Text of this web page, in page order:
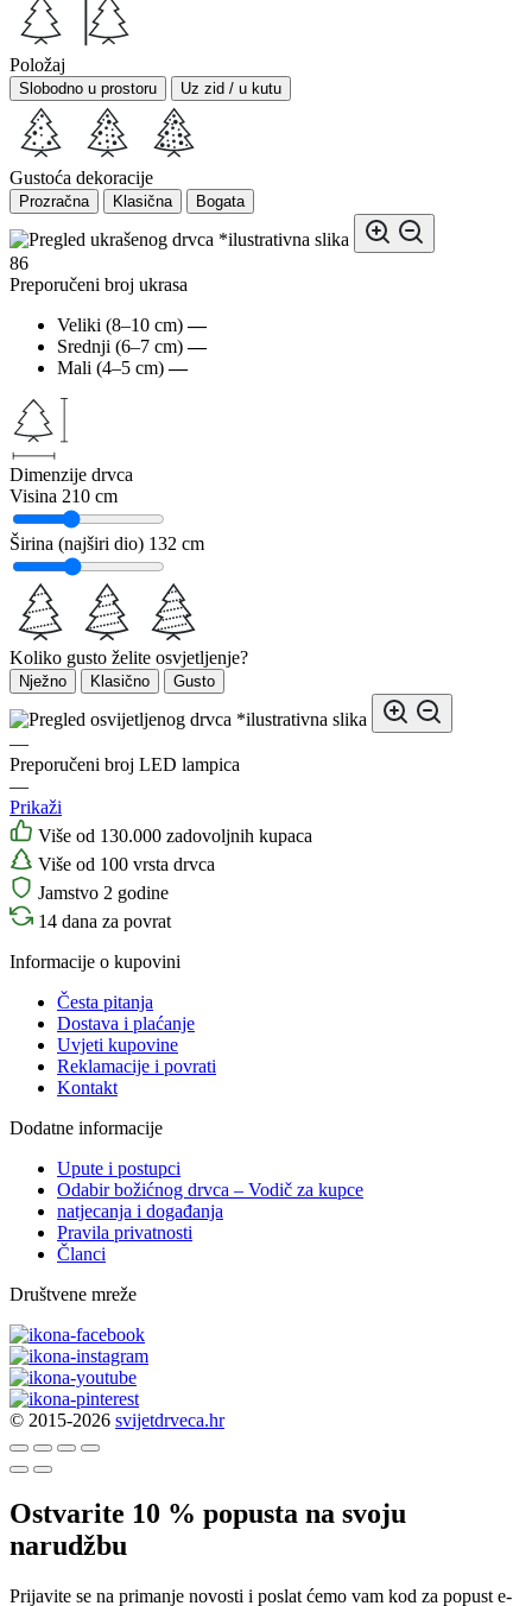
Položaj
Slobodno u prostoru Uz zid / u kutu
Gustoća dekoracije
Prozračna Klasična Bogata
*ilustrativna slika
86
Preporučeni broj ukrasa
Veliki (8–10 cm) —
Srednji (6–7 cm) —
Mali (4–5 cm) —
Dimenzije drvca
Visina 210 cm
Širina (najširi dio) 132 cm
Koliko gusto želite osvjetljenje?
Nježno Klasično Gusto
*ilustrativna slika
—
Preporučeni broj LED lampica
—
Prikaži
Više od 130.000 zadovoljnih kupaca
Više od 100 vrsta drvca
Jamstvo 2 godine
14 dana za povrat
Informacije o kupovini
Česta pitanja
Dostava i plaćanje
Uvjeti kupovine
Reklamacije i povrati
Kontakt
Dodatne informacije
Upute i postupci
Odabir božićnog drvca – Vodič za kupce
natjecanja i događanja
Pravila privatnosti
Članci
Društvene mreže
© 2015-2026 svijetdrveca.hr
Ostvarite 10 % popusta na svoju
narudžbu
Prijavite se na primanje novosti i poslat ćemo vam kod za popust e-